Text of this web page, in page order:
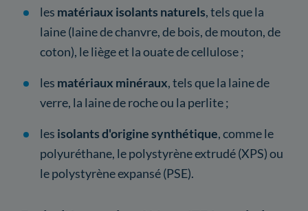
les matériaux isolants naturels, tels que la
laine (laine de chanvre, de bois, de mouton, de
coton), le liège et la ouate de cellulose ;
les matériaux minéraux, tels que la laine de
verre, la laine de roche ou la perlite ;
les isolants d'origine synthétique, comme le
polyuréthane, le polystyrène extrudé (XPS) ou
le polystyrène expansé (PSE).